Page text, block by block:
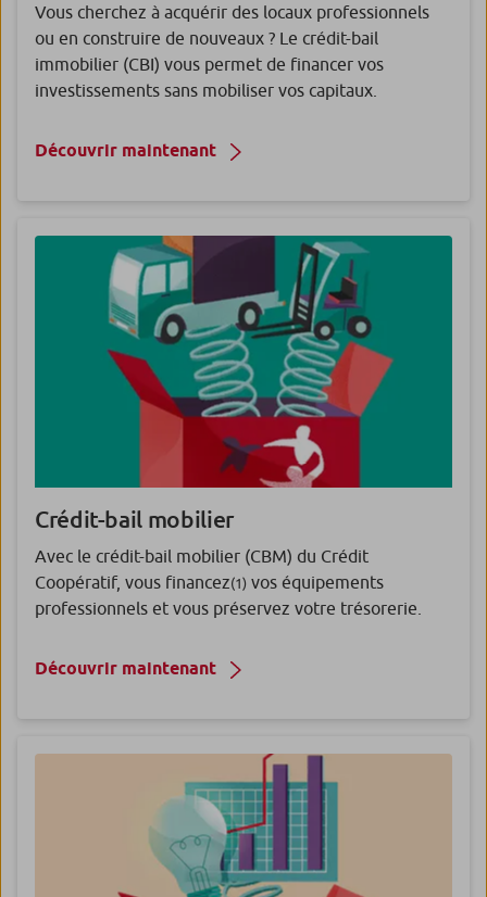
Vous cherchez à acquérir des locaux professionnels
ou en construire de nouveaux ? Le crédit-bail
immobilier (CBI) vous permet de financer vos
investissements sans mobiliser vos capitaux.
Découvrir maintenant
Crédit-bail mobilier
Avec le crédit-bail mobilier (CBM) du Crédit
Coopératif, vous financez(1) vos équipements
professionnels et vous préservez votre trésorerie.
Découvrir maintenant